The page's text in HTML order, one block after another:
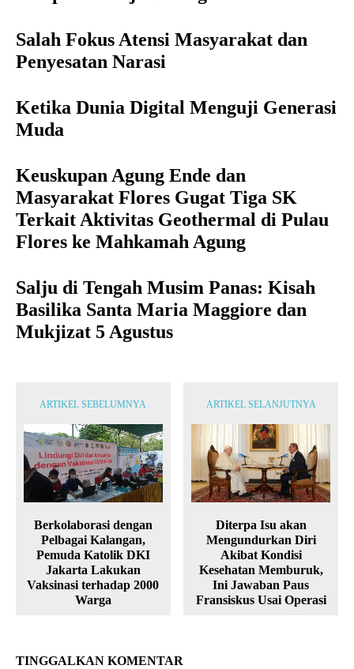
Salah Fokus Atensi Masyarakat dan
Penyesatan Narasi
Ketika Dunia Digital Menguji Generasi
Muda
Keuskupan Agung Ende dan
Masyarakat Flores Gugat Tiga SK
Terkait Aktivitas Geothermal di Pulau
Flores ke Mahkamah Agung
Salju di Tengah Musim Panas: Kisah
Basilika Santa Maria Maggiore dan
Mukjizat 5 Agustus
ARTIKEL SEBELUMNYA
Berkolaborasi dengan
Pelbagai Kalangan,
Pemuda Katolik DKI
Jakarta Lakukan
Vaksinasi terhadap 2000
Warga
ARTIKEL SELANJUTNYA
Diterpa Isu akan
Mengundurkan Diri
Akibat Kondisi
Kesehatan Memburuk,
Ini Jawaban Paus
Fransiskus Usai Operasi
TINGGALKAN KOMENTAR